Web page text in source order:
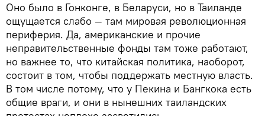
Оно было в Гонконге, в Беларуси, но в Таиланде
ощущается слабо — там мировая революционная
периферия. Да, американские и прочие
неправительственные фонды там тоже работают,
но важнее то, что китайская политика, наоборот,
состоит в том, чтобы поддержать местную власть.
В том числе потому, что у Пекина и Бангкока есть
общие враги, и они в нынешних таиландских